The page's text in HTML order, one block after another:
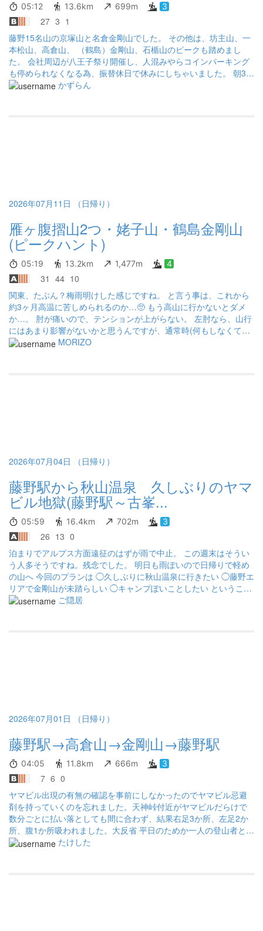
05:12 13.6km 699m 3
27 3 1
藤野15名山の京塚山と名倉金剛山でした。 その他は、坊主山、一
本松山、高倉山、 （鶴島）金剛山、石楯山のピークも踏めまし
た。 会社周辺が八王子祭り開催し、人混みやらコインパーキング
も停められなくなる為、振替休日で休みにしちゃいました。 朝3時
半頃には目覚めたのですが、ダラダラしてる間に自宅出発8時30分
かずらん
2026年07月11日 （日帰り）
雁ヶ腹摺山2つ・姥子山・鶴島金剛山
(ピークハント)
05:19 13.2km 1,477m 4
31 44 10
関東、たぶん？梅雨明けした感じですね。 と言う事は、これから
約3ヶ月高温に苦しめられるのか…🥺 もう高山に行かないとダメ
か…。 肘が痛いので、テンションが上がらない。 左肘なら、山行
にはあまり影響がないかと思うんですが、通常時(何もしなくても)
痛いので結構辛いです😭 比較的強そうなロコアテープが処方され
でした😉
MORIZO
2026年07月04日 （日帰り）
藤野駅から秋山温泉 久しぶりのヤマ
ビル地獄(藤野駅～古峯...
05:59 16.4km 702m 3
26 13 0
泊まりでアルプス方面遠征のはずが雨で中止。 この週末はそうい
う人多そうですね。残念でした。 明日も雨ぽいので日帰りで軽め
の山へ 今回のプランは ◯久しぶりに秋山温泉に行きたい ◯藤野エ
リアで金剛山が未踏らしい ◯キャンプぽいことしたい ということ
で藤野から秋山温泉まで歩きつつ金剛山を登るプランとしまし
以外は特に意識していませんでした。 マダニとブユの対策にばっ
の不快度はMAXだけど実害はブユとかに比べれば弱いかな。でも
もうこりごりなので次から気をつけます。 キャンプもご無沙汰な
ので下山後に河原で肉焼いたりしながらキャンプ欲を鎮める。 一
番の目的だった秋山温泉でゴール、のはずが帰りのバスが故障
事さを確認する山行となりました。こういうハプニングの方が経
験詰めた気がして悪くはないですね。もちろんなにも起こらない
のが一番ですが🤣
ご隠居
2026年07月01日 （日帰り）
藤野駅→高倉山→金剛山→藤野駅
04:05 11.8km 666m 3
7 6 0
ヤマビル出現の有無の確認を事前にしなかったのでヤマビル忌避
剤を持っていくのを忘れました。天神峠付近がヤマビルだらけで
数分ごとに払い落としても間に合わず、結果右足3か所、左足2か
所、腹1か所吸われました。大反省 平日のためか一人の登山者とも
出会いませんでした。 この山行の一週間後にマダニが内ももに噛
たけした